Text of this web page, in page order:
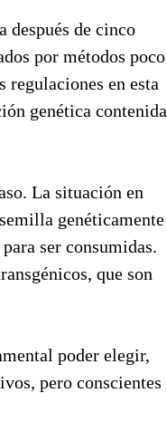
después de cinco
por métodos poco
en esta
genética contenida
La situación en
genéticamente
ser consumidas.
que son
poder elegir,
pero conscientes